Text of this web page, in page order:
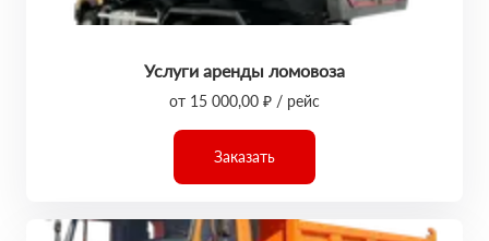
Услуги аренды ломовоза
от 15 000,00 ₽ / рейс
Заказать